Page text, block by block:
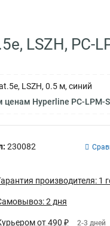
LSZH, PC-
LSZH, 0.5 м, синий
ценам Hyperline PC-LPM-
230082
производителя: 1
2 дня
от 490 ₽ 2-3 дней